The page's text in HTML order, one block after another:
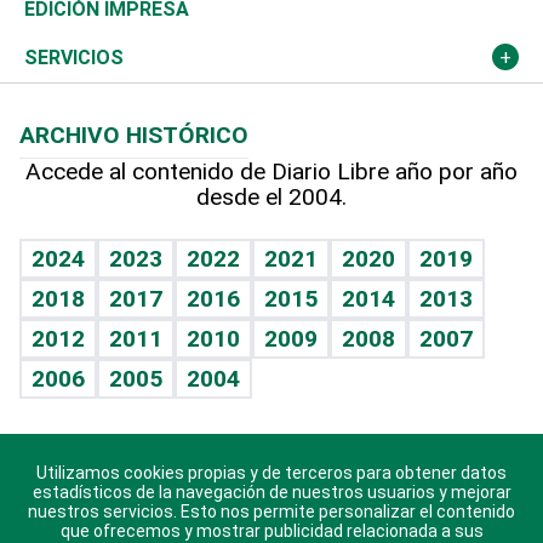
Resto del mundo
Economía personal
Podcast Arte Libre
Hablando con el pediatra
Vida y familia
Eñe
Celebrando la vida
Sin complejos
En pocas palabras
Escuchando al corazón
Economía Personal
Olimpismo
Más deportes
Línea de hit
TBT Deportivo
Noticiero Poteleche
Columnistas
Más firmas
Martes de tecnología
Cambio climático
Deportes
Opinión
Hecho en casa
Guía del dinero
EDICIÓN IMPRESA
SERVICIOS
Cumpleaños
Horóscopos
Juegos
ARCHIVO HISTÓRICO
Accede al contenido de Diario Libre año por año
desde el 2004.
2024 2023 2022 2021 2020
2019
2018
2017 2016 2015 2014
2013
2012
2011 2010 2009 2008
2007
2006
2005 2004
Descarga nuestras aplicaciones para Android, iOS y
sistema Huawei.
Utilizamos cookies propias y de terceros para obtener datos
estadísticos de la navegación de nuestros usuarios y mejorar
nuestros servicios. Esto nos permite personalizar el contenido
que ofrecemos y mostrar publicidad relacionada a sus